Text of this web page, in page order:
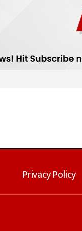
Privacy Policy